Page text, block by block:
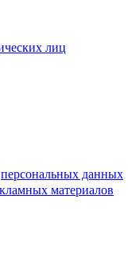
лиц
персональных данных
материалов